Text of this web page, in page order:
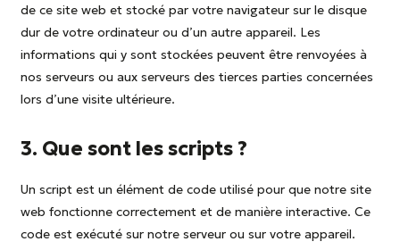
de ce site web et stocké par votre navigateur sur le disque
dur de votre ordinateur ou d’un autre appareil. Les
informations qui y sont stockées peuvent être renvoyées à
nos serveurs ou aux serveurs des tierces parties concernées
lors d’une visite ultérieure.
3. Que sont les scripts ?
Un script est un élément de code utilisé pour que notre site
web fonctionne correctement et de manière interactive. Ce
code est exécuté sur notre serveur ou sur votre appareil.